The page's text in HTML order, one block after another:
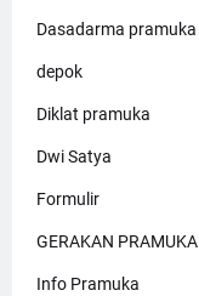
Dasadarma pramuka
depok
Diklat pramuka
Dwi Satya
Formulir
GERAKAN PRAMUKA
Info Pramuka